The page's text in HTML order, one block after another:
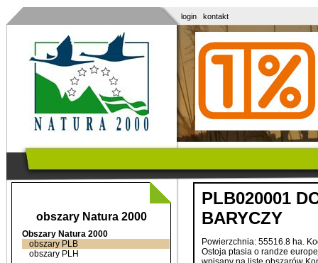
login kontakt
obszary Natura 2000
Obszary Natura 2000
obszary PLB
obszary PLH
PLB020001
BARYCZY
Powierzchnia: 55516.8 ha.
Ostoja ptasia o randze